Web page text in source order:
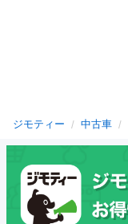
ジモティー 中古車